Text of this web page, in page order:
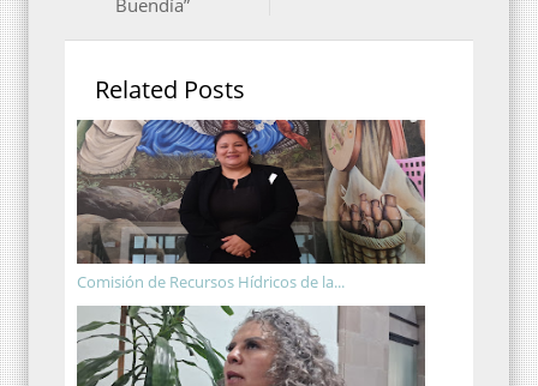
Related Posts
Comisión de Recursos Hídricos de la...